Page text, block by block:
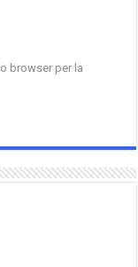
browser per la